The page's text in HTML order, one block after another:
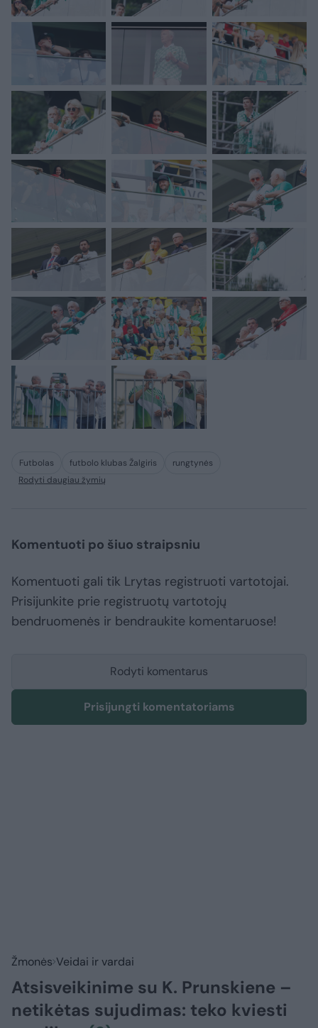
Futbolas futbolo klubas Žalgiris
rungtynės
Rodyti daugiau žymių
Komentuoti po šiuo straipsniu
Komentuoti gali tik Lrytas registruoti vartotojai.
Prisijunkite prie registruotų vartotojų
bendruomenės ir bendraukite komentaruose!
Rodyti komentarus
Prisijungti komentatoriams
Žmonės Veidai ir vardai
Atsisveikinime su K. Prunskiene –
netikėtas sujudimas: teko kviesti